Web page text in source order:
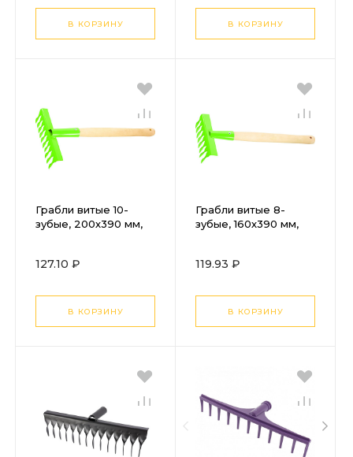
черенок, BASE
PalisadВ КОРЗИНУ
Palisad
В КОРЗИНУ
Грабли витые 10-
зубые, 200х390 мм,
Palisad
127.10 ₽
В КОРЗИНУ
Грабли витые 8-
зубые, 160х390 мм,
Palisad
119.93 ₽
В КОРЗИНУ